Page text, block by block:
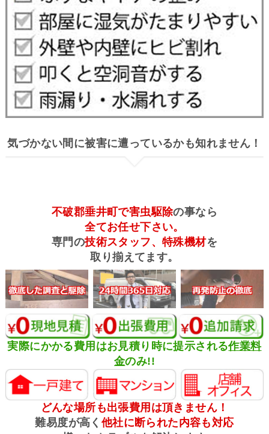
気づかない間に被害に遭っているかも知れません！
不破郡垂井町で害虫駆除の事なら
全てお任せ下さい。
専門の技術スタッフ、特殊機材を
取り揃えてます。
実際にかかる費用はお見積り時に提示される作業料
金のみ!!
どんな場所も出張費用は頂きません！
難易度が高く 他社に断られた内容も対応